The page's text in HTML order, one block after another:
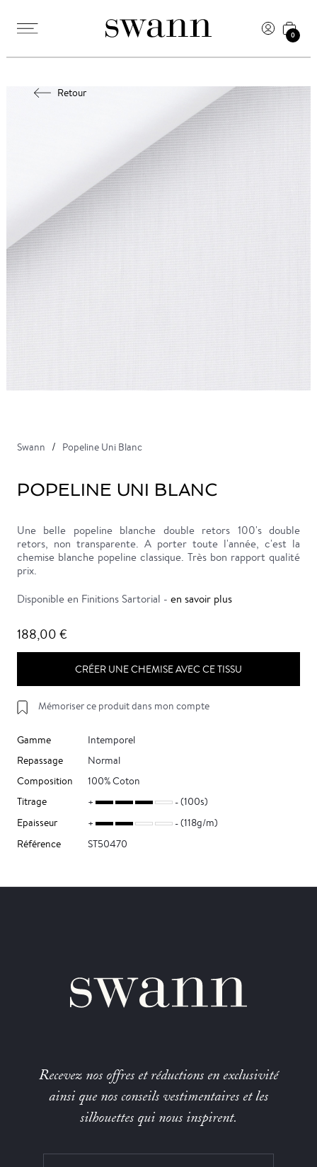
0
Retour
Swann Popeline Uni Blanc
POPELINE UNI BLANC
Une belle popeline blanche double retors 100's double
retors, non transparente. A porter toute l'année, c'est la
chemise blanche popeline classique. Très bon rapport qualité
prix.
Disponible en Finitions Sartorial - en savoir plus
188,00 €
CRÉER UNE CHEMISE AVEC CE TISSU
Mémoriser ce produit dans mon compte
Gamme
Intemporel
Repassage
Normal
Composition
100% Coton
Titrage
(100s)
Epaisseur
(118g/m)
Référence
ST50470
Recevez nos offres et réductions en exclusivité
ainsi que nos conseils vestimentaires et les
silhouettes qui nous inspirent.